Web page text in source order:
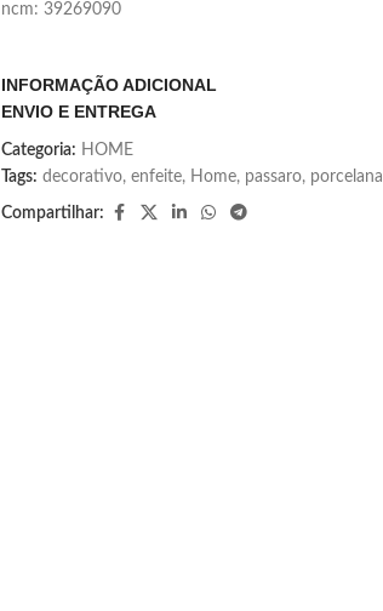
ncm: 39269090
INFORMAÇÃO ADICIONAL
ENVIO E ENTREGA
Categoria: HOME
Tags: decorativo, enfeite, Home, passaro, porcelana
Compartilhar: